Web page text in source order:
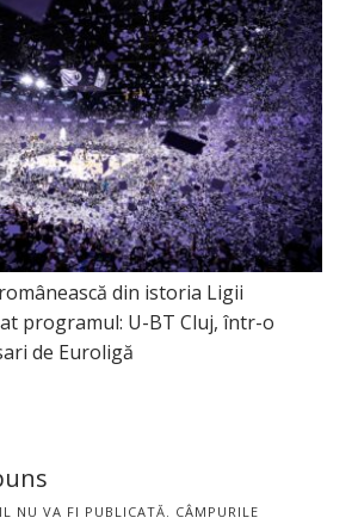
din istoria Ligii
programul: U-BT Cluj, într-o
de Euroligă
NU VA FI PUBLICATĂ. CÂMPURILE